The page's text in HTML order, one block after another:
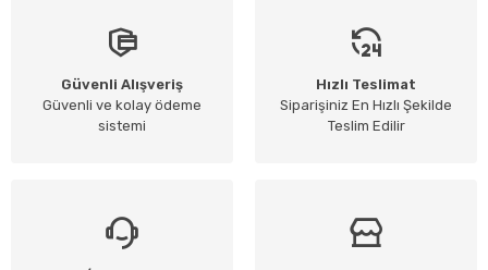
Güvenli Alışveriş
Güvenli ve kolay ödeme
sistemi
Hızlı Teslimat
Siparişiniz En Hızlı Şekilde
Teslim Edilir